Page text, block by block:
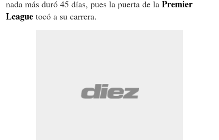
nada más duró 45 días, pues la puerta de la Premier
League tocó a su carrera.